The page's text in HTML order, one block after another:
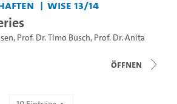
WiSe 13/14
, Prof. Dr. Timo Busch, Prof. Dr. Anita
Öffnen